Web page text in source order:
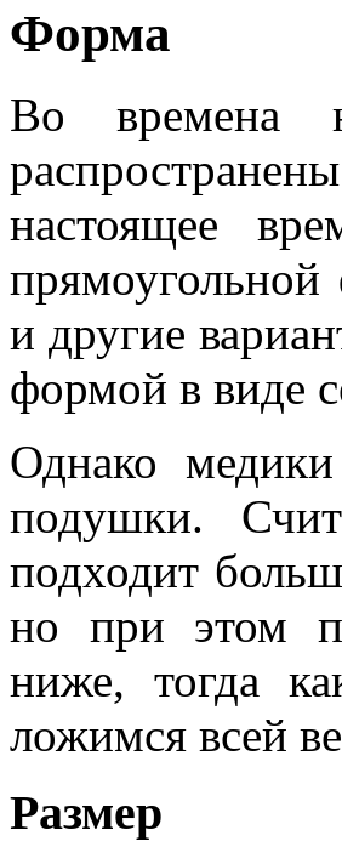
Форма
Во времена
настоящее
и другие
формой в виде
Однако
подушки.
подходит
но при этом
ниже, тогда
ложимся всей
Размер